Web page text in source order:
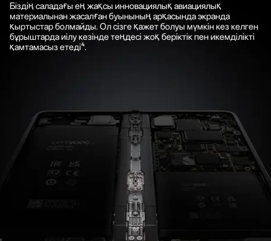
Біздің саладағы ең жақсы инновациялық авиациялық
материалынан жасалған буынының арқасында экранда
қыртыстар болмайды. Ол сізге қажет болуы мүмкін кез келген
бұрыштарда иілу кезінде теңдесі жоқ беріктік пен икемділікті
қамтамасыз етеді⁴.